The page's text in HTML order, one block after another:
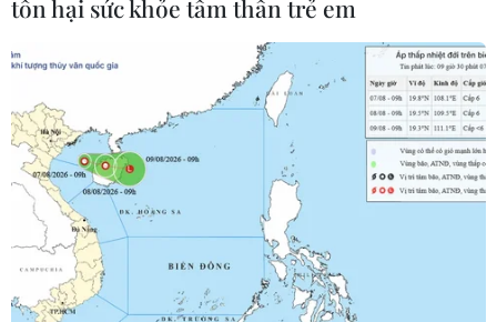
Phân loại hoàng hóa của hãng thương mại điện tử Lazada.
(Ảnh: Trần Việt/TTXVN)
Dịch COVID-19 đã khiến người dân Thủ đô bắt
đầu hạn chế đi lại và di chuyển ngoài đường;
tổn hại sức khỏe tâm thần trẻ em